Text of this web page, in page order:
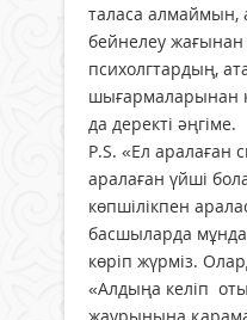
таласа алмаймын,
бейнелеу жағынан
психолгтардың,
шығармаларынан
да деректі әңгіме.
P.S. «Ел аралаған
аралаған үйші
көпшілікпен
басшыларда
көріп жүрміз.
«Алдыңа келіп